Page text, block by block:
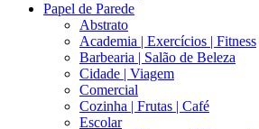
Papel de Parede
Abstrato
Academia | Exercícios | Fitness
Barbearia | Salão de Beleza
Cidade | Viagem
Comercial
Cozinha | Frutas | Café
Escolar